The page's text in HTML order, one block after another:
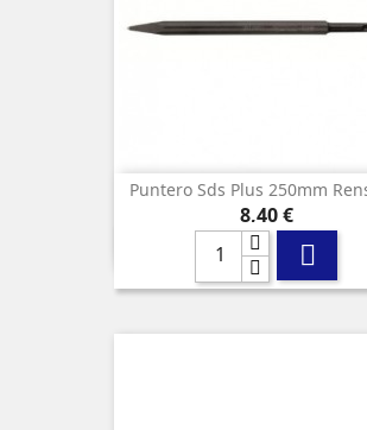
Puntero Sds Plus 250mm
Precio
8,40 €
